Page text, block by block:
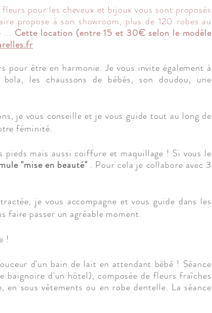
pour les cheveux et bijoux vous sont proposés
propose à son showroom, plus de 120 robes au
... Cette location (entre 15 et 30€ selon le modèle
pour être en harmonie. Je vous invite également à
les chaussons de bébés, son doudou, une
je vous conseille et je vous guide tout au long de
féminité.
pieds mais aussi coiffure et maquillage ! Si vous le
"mise en beauté". Pour cela je collabore avec 3
je vous accompagne et vous guide dans les
faire passer un agréable moment.
!
d'un bain de lait en attendant bébé ! Séance
d'un hôtel), composée de fleurs fraîches
en sousvêtements ou en robe dentelle. La séance